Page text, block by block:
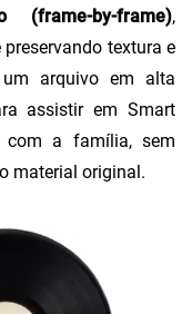
by-frame),
textura e
arquivo em alta
assistir em Smart
com a família, sem
material original.